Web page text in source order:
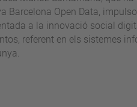
Barcelona Open Data,
a la innovació social
referent en els sistemes